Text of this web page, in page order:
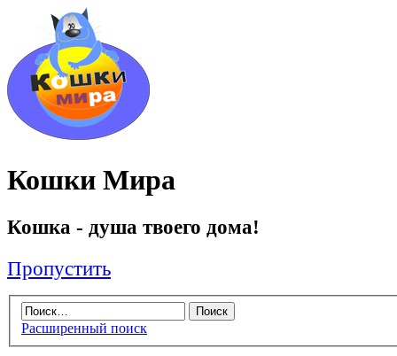
Кошки Мира
Кошка - душа твоего дома!
Пропустить
Расширенный поиск